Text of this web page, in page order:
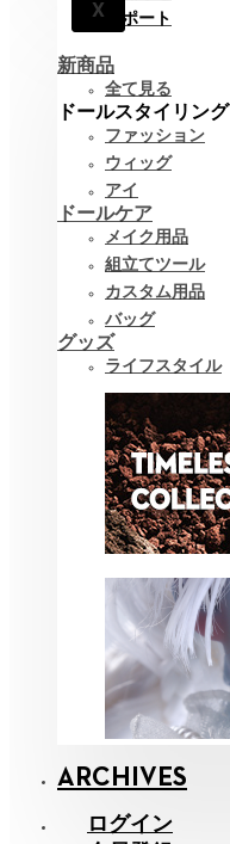
X サポート
新商品
全て見る
ドールスタイリング
ファッション
ウィッグ
アイ
ドールケア
メイク用品
組立てツール
カスタム用品
バッグ
グッズ
ライフスタイル
ARCHIVES
ログイン